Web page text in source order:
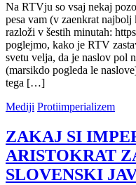
Na RTVju so vsaj nekaj
pesa vam (v zaenkrat
razloži v šestih minutah:
poglejmo, kako je RTV
svetu velja, da je naslov pol
(marsikdo pogleda le
tega […]
Mediji Protiimperializem
ZAKAJ SI
ARISTOKRAT
SLOVENSKI